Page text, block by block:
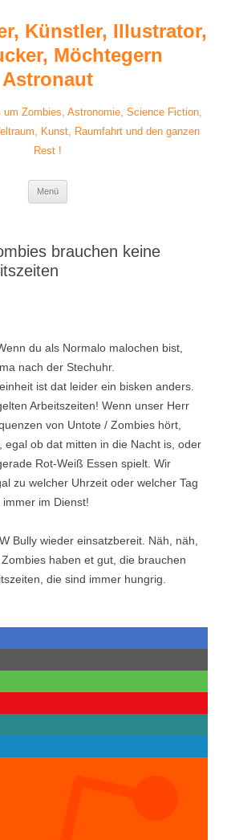
Künstler, Illustrator,
Möchtegern
Astronaut
um Zombies, Astronomie, Science Fiction,
Kunst, Raumfahrt und den ganzen
Rest !
Menü
brauchen keine
du als Normalo malochen bist,
nach der Stechuhr.
ist dat leider ein bisken anders.
Arbeitszeiten! Wenn unser Herr
von Untote / Zombies hört,
egal ob dat mitten in die Nacht is, oder
Rot-Weiß Essen spielt. Wir
zu welcher Uhrzeit oder welcher Tag
im Dienst!
Bully wieder einsatzbereit. Näh, näh,
haben et gut, die brauchen
die sind immer hungrig.